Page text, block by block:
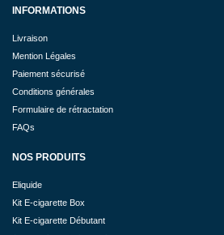
INFORMATIONS
Livraison
Mention Légales
Paiement sécurisé
Conditions générales
Formulaire de rétractation
FAQs
NOS PRODUITS
Eliquide
Kit E-cigarette Box
Kit E-cigarette Débutant